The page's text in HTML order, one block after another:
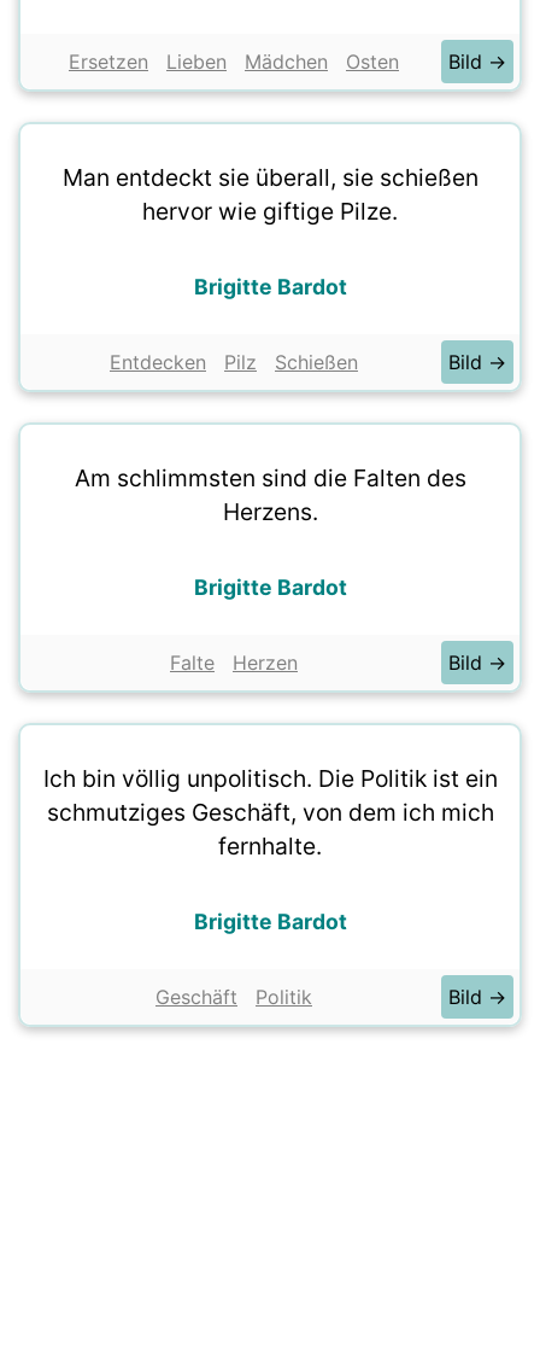
Ersetzen Lieben Mädchen Osten Bild →
Man entdeckt sie überall, sie schießen
hervor wie giftige Pilze.
Brigitte Bardot
Entdecken Pilz Schießen Bild →
Am schlimmsten sind die Falten des
Herzens.
Brigitte Bardot
Falte Herzen Bild →
Ich bin völlig unpolitisch. Die Politik ist ein
schmutziges Geschäft, von dem ich mich
fernhalte.
Brigitte Bardot
Geschäft Politik Bild →